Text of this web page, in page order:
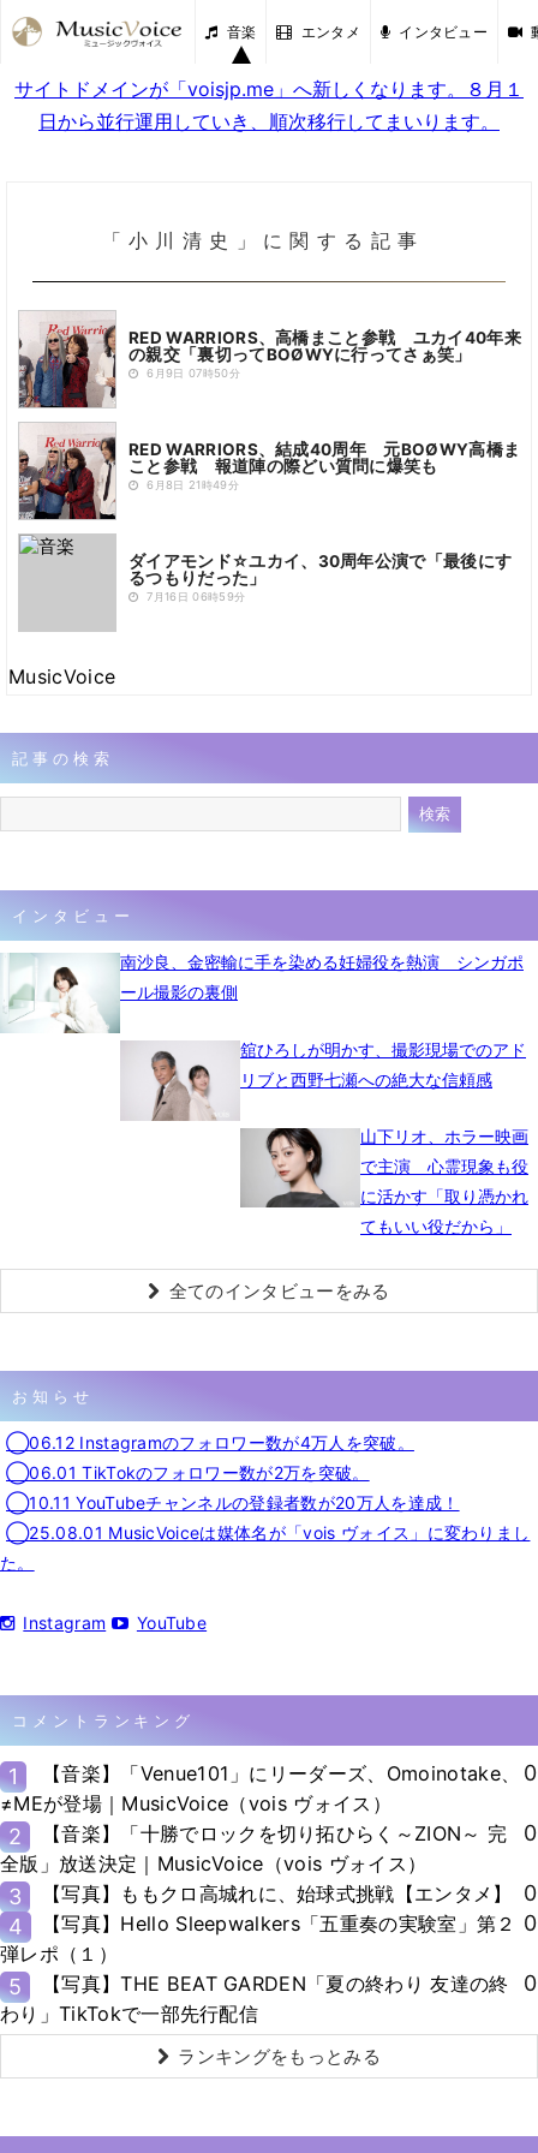
音楽 エンタメ インタビュー
サイトドメインが「voisjp.me」へ新しくなります。８月１
日から並行運用していき、順次移行してまいります。
「小川清史」に関する記事
RED WARRIORS、高橋まこと参戦 ユカイ40年来
の親交「裏切ってBOØWYに行ってさぁ笑」
6月9日 07時50分
RED WARRIORS、結成40周年 元BOØWY高橋ま
こと参戦 報道陣の際どい質問に爆笑も
6月8日 21時49分
ダイアモンド☆ユカイ、30周年公演で「最後にす
るつもりだった」
7月16日 06時59分
MusicVoice
記事の検索
インタビュー
南沙良、金密輸に手を染める妊婦役を熱演 シンガポ
ール撮影の裏側
舘ひろしが明かす、撮影現場でのアド
リブと西野七瀬への絶大な信頼感
山下リオ、ホラー映画
で主演 心霊現象も役
に活かす「取り憑かれ
てもいい役だから」
全てのインタビューをみる
お知らせ
◯06.12 Instagramのフォロワー数が4万人を突破。
◯06.01 TikTokのフォロワー数が2万を突破。
◯10.11 YouTubeチャンネルの登録者数が20万人を達成！
◯25.08.01 MusicVoiceは媒体名が「vois ヴォイス」に変わりまし
た。
Instagram YouTube
コメントランキング
1
【音楽】「Venue101」にリーダーズ、Omoinotake、
≠MEが登場｜MusicVoice（vois ヴォイス）
0
2
【音楽】「十勝でロックを切り拓ひらく～ZION～ 完
全版」放送決定｜MusicVoice（vois ヴォイス）
0
3 【写真】ももクロ高城れに、始球式挑戦【エンタメ】
0
4
【写真】Hello Sleepwalkers「五重奏の実験室」第２
弾レポ（１）
0
5
【写真】THE BEAT GARDEN「夏の終わり 友達の終
わり」TikTokで一部先行配信
0
ランキングをもっとみる